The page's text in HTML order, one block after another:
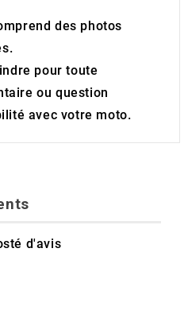
des photos
pour toute
ou question
avec votre moto.
d'avis